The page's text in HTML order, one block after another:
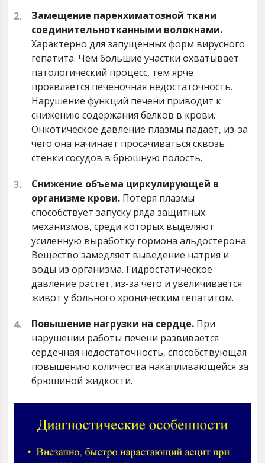
Замещение паренхиматозной ткани
соединительнотканными волокнами.
Характерно для запущенных форм вирусного
гепатита. Чем большие участки охватывает
патологический процесс, тем ярче
проявляется печеночная недостаточность.
Нарушение функций печени приводит к
снижению содержания белков в крови.
Онкотическое давление плазмы падает, из-за
чего она начинает просачиваться сквозь
стенки сосудов в брюшную полость.
Снижение объема циркулирующей в
организме крови. Потеря плазмы
способствует запуску ряда защитных
механизмов, среди которых выделяют
усиленную выработку гормона альдостерона.
Вещество замедляет выведение натрия и
воды из организма. Гидростатическое
давление растет, из-за чего и увеличивается
живот у больного хроническим гепатитом.
Повышение нагрузки на сердце. При
нарушении работы печени развивается
сердечная недостаточность, способствующая
повышению количества накапливающейся за
брюшиной жидкости.